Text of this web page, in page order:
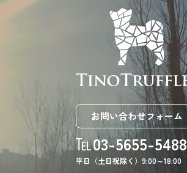
お問い合わせフォーム
03-5655-5488
平日（土日祝除く）9:00～18:00